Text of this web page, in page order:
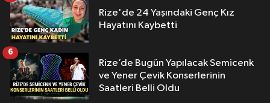
Rize'de 24 Yaşındaki Genç Kız
Hayatını Kaybetti
Rize’de Bugün Yapılacak Semicenk
ve Yener Çevik Konserlerinin
Saatleri Belli Oldu
6